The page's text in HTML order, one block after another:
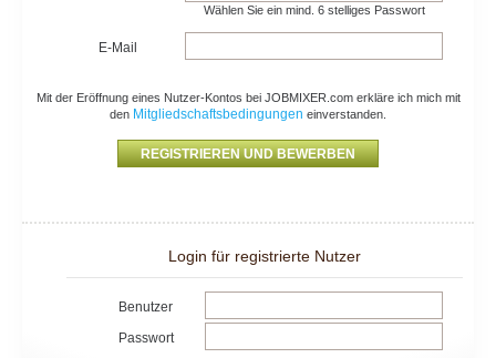
Wählen Sie ein mind. 6 stelliges Passwort
E-Mail
Mit der Eröffnung eines Nutzer-Kontos bei JOBMIXER.com erkläre ich mich mit
den Mitgliedschaftsbedingungen einverstanden.
Login für registrierte Nutzer
Benutzer
Passwort